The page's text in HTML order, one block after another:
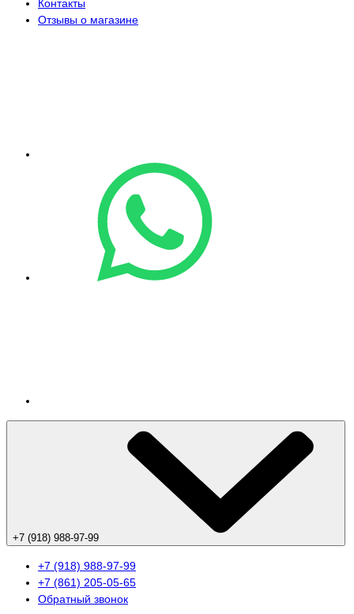
Контакты
Отзывы о магазине
+7 (918) 988-97-99
+7 (918) 988-97-99
+7 (861) 205-05-65
Обратный звонок